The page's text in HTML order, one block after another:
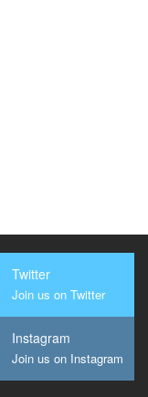
Twitter
Join us on Twitter
Instagram
Join us on Instagram